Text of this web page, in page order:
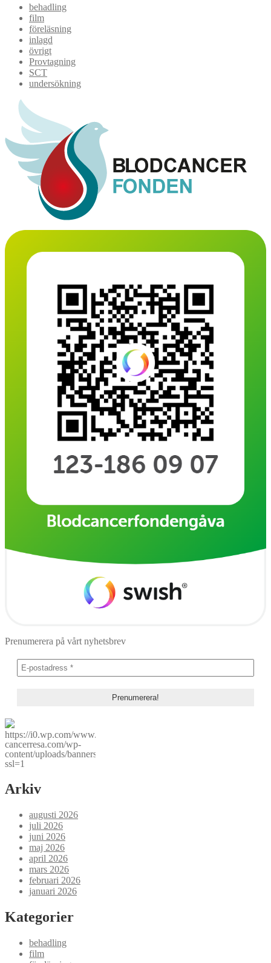
behadling
film
föreläsning
inlagd
övrigt
Provtagning
SCT
undersökning
Prenumerera på vårt nyhetsbrev
https://i0.wp.com/www.min-
cancerresa.com/wp-
content/uploads/banners150.jpg?
ssl=1
Arkiv
augusti 2026
juli 2026
juni 2026
maj 2026
april 2026
mars 2026
februari 2026
januari 2026
Kategorier
behadling
film